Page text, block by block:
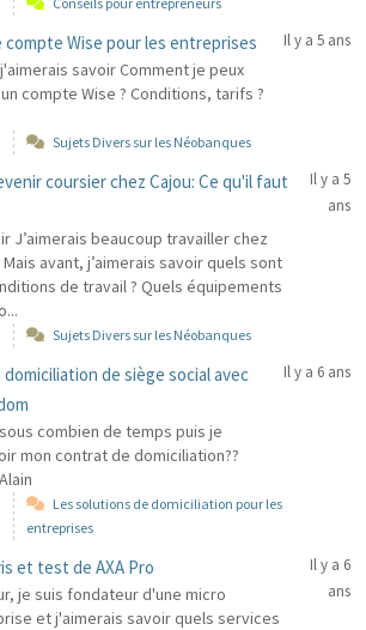
compte Wise pour les entreprises
savoir Comment je peux
compte Wise ? Conditions, tarifs ?
Il y a 5 ans
Sujets Divers sur les Néobanques
coursier chez Cajou: Ce qu'il faut
J’aimerais beaucoup travailler chez
Mais avant, j’aimerais savoir quels sont
de travail ? Quels équipements
Il y a 5
ans
Sujets Divers sur les Néobanques
domiciliation de siège social avec
combien de temps puis je
mon contrat de domiciliation??
Il y a 6 ans
Les solutions de domiciliation pour les
entreprises
et test de AXA Pro
je suis fondateur d'une micro
et j'aimerais savoir quels services
Il y a 6
ans